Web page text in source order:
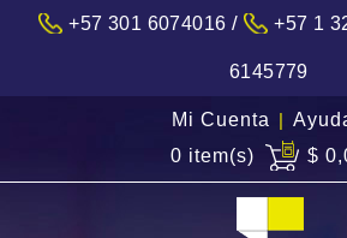
+57 301 6074016 / +57 1
6145779
Mi Cuenta |
0 item(s)
$